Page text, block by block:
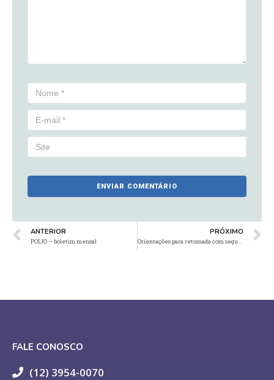
ANTERIOR
POLIO – boletim mensal
PRÓXIMO
Orientações para retomada com segurança – #retornoseguro
FALE CONOSCO
(12) 3954-0070